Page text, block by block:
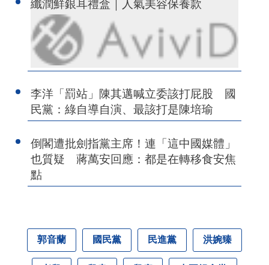
纖潤鮮銀耳禮盒｜人氣美容保養款
李洋「罰站」陳其邁喊立委該打屁股 國
民黨：綠自導自演、最該打是陳培瑜
倒閣遭批劍指黨主席！連「這中國媒體」
也質疑 蔣萬安回應：都是在轉移食安焦
點
郭音蘭 國民黨 民進黨 洪婉臻